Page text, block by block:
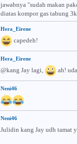
jawabnya "sudah makan
diatas kompor gas tabung
Hera_Eirene
capedeh!
Hera_Eirene
@kang Jay lagi, ah!
Neni46
Neni46
Julidin kang Jay udh tamat